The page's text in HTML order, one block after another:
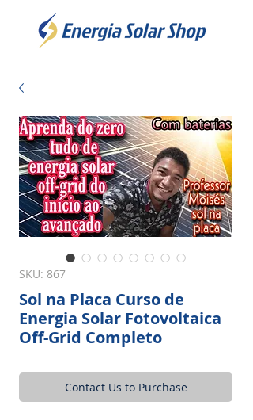
SKU: 867
Sol na Placa Curso de
Energia Solar Fotovoltaica
Off-Grid Completo
Contact Us to Purchase